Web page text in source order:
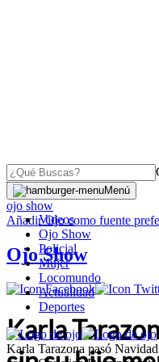
Menú
Videos
Ojo Show
Policial
Mujer
Locomundo
Actualidad
Deportes
Karla Tarazona pasó
OJO
ojo show
AñadirOjocomo fuente
Ojo Show
Karla